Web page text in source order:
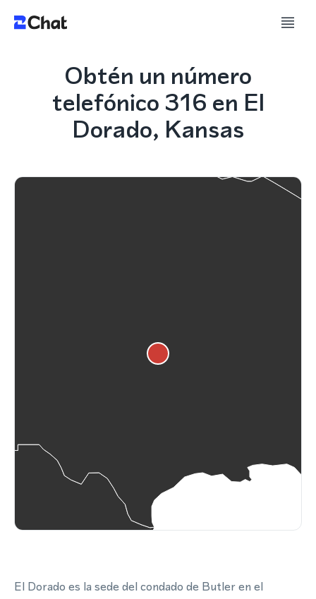
Obtén un número
telefónico 316 en El
Dorado, Kansas
El Dorado es la sede del condado de Butler en el